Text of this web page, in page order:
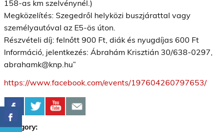
158-as km szelvénynél.)
Megközelítés: Szegedről helyközi buszjárattal vagy
személyautóval az E5-ös úton.
Részvételi díj: felnőtt 900 Ft, diák és nyugdíjas 600 Ft
Információ, jelentkezés: Ábrahám Krisztián 30/638-0297,
abrahamk@knp.hu”
https://www.facebook.com/events/197604260797653/
Category: